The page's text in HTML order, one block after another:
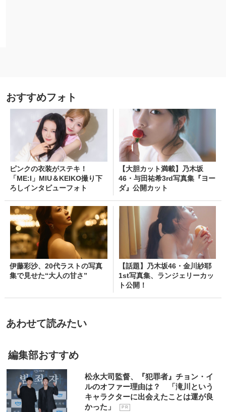
おすすめフォト
ピンクの衣装がステキ！
「ME:I」MIU＆KEIKO撮り下
ろしインタビューフォト
【大胆カット満載】乃木坂
46・与田祐希3rd写真集『ヨー
ダ』公開カット
伊藤彩沙、20代ラストの写真
集で見せた“大人の甘さ”
【話題】乃木坂46・金川紗耶
1st写真集、ランジェリーカッ
ト公開！
あわせて読みたい
編集部おすすめ
松永大司監督、『犯罪者』チョン・イ
ルのオファー理由は？ 「滝川という
キャラクターに出会えたことは運が良
かった」
P R